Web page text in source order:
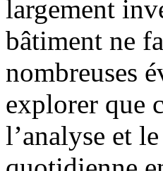
largement
bâtiment ne
nombreuses
explorer que
l’analyse et